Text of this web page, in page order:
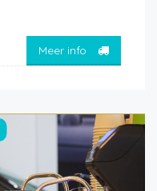
Meer info